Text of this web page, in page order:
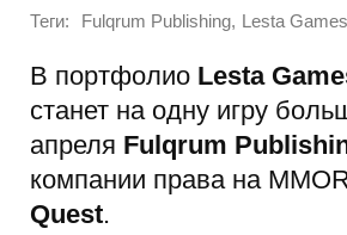
Теги: Fulqrum Publishing, Lesta Games
В портфолио Lesta
станет на одну игру
апреля Fulqrum
компании права на
Quest.